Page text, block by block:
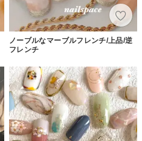
ノーブルなマーブルフレンチ/上品/逆
フレンチ